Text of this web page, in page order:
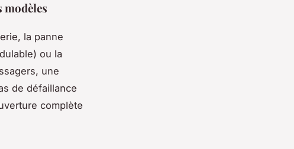
modèles
la panne
ou la
une
de défaillance
complète